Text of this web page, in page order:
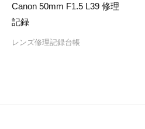
Canon 50mm F1.5 L39 修理
記録
レンズ修理記録台帳